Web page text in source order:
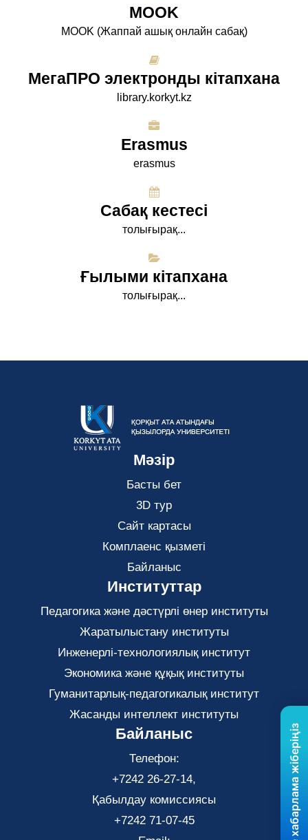
МООK
МООK (Жаппай ашық онлайн сабақ)
МегаПРО электронды кітапхана
library.korkyt.kz
Erasmus
erasmus
Сабақ кестесі
толығырақ...
Ғылыми кітапхана
толығырақ...
Мәзір
Басты бет
3D тур
Сайт картасы
Комплаенс қызметі
Байланыс
Институттар
Педагогика және дәстүрлі өнер институты
Жаратылыстану институты
Инженерлі-технологиялық институт
Экономика және құқық институты
Гуманитарлық-педагогикалық институт
Жасанды интеллект институты
Байланыс
Телефон:
+7242 26-27-14,
Қабылдау комиссиясы
+7242 71-07-45
Бізге хабарлама жіберіңіз